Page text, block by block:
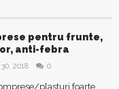
pentru frunte,
anti-febra
2018 0
plasturi foarte